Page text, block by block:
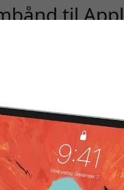
til
2-
kode ved kassen for at